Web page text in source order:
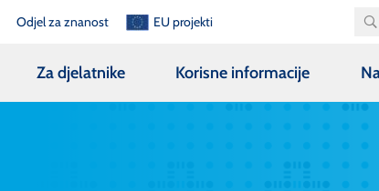
Odjel za znanost EU projekti
Za djelatnike Korisne informacije